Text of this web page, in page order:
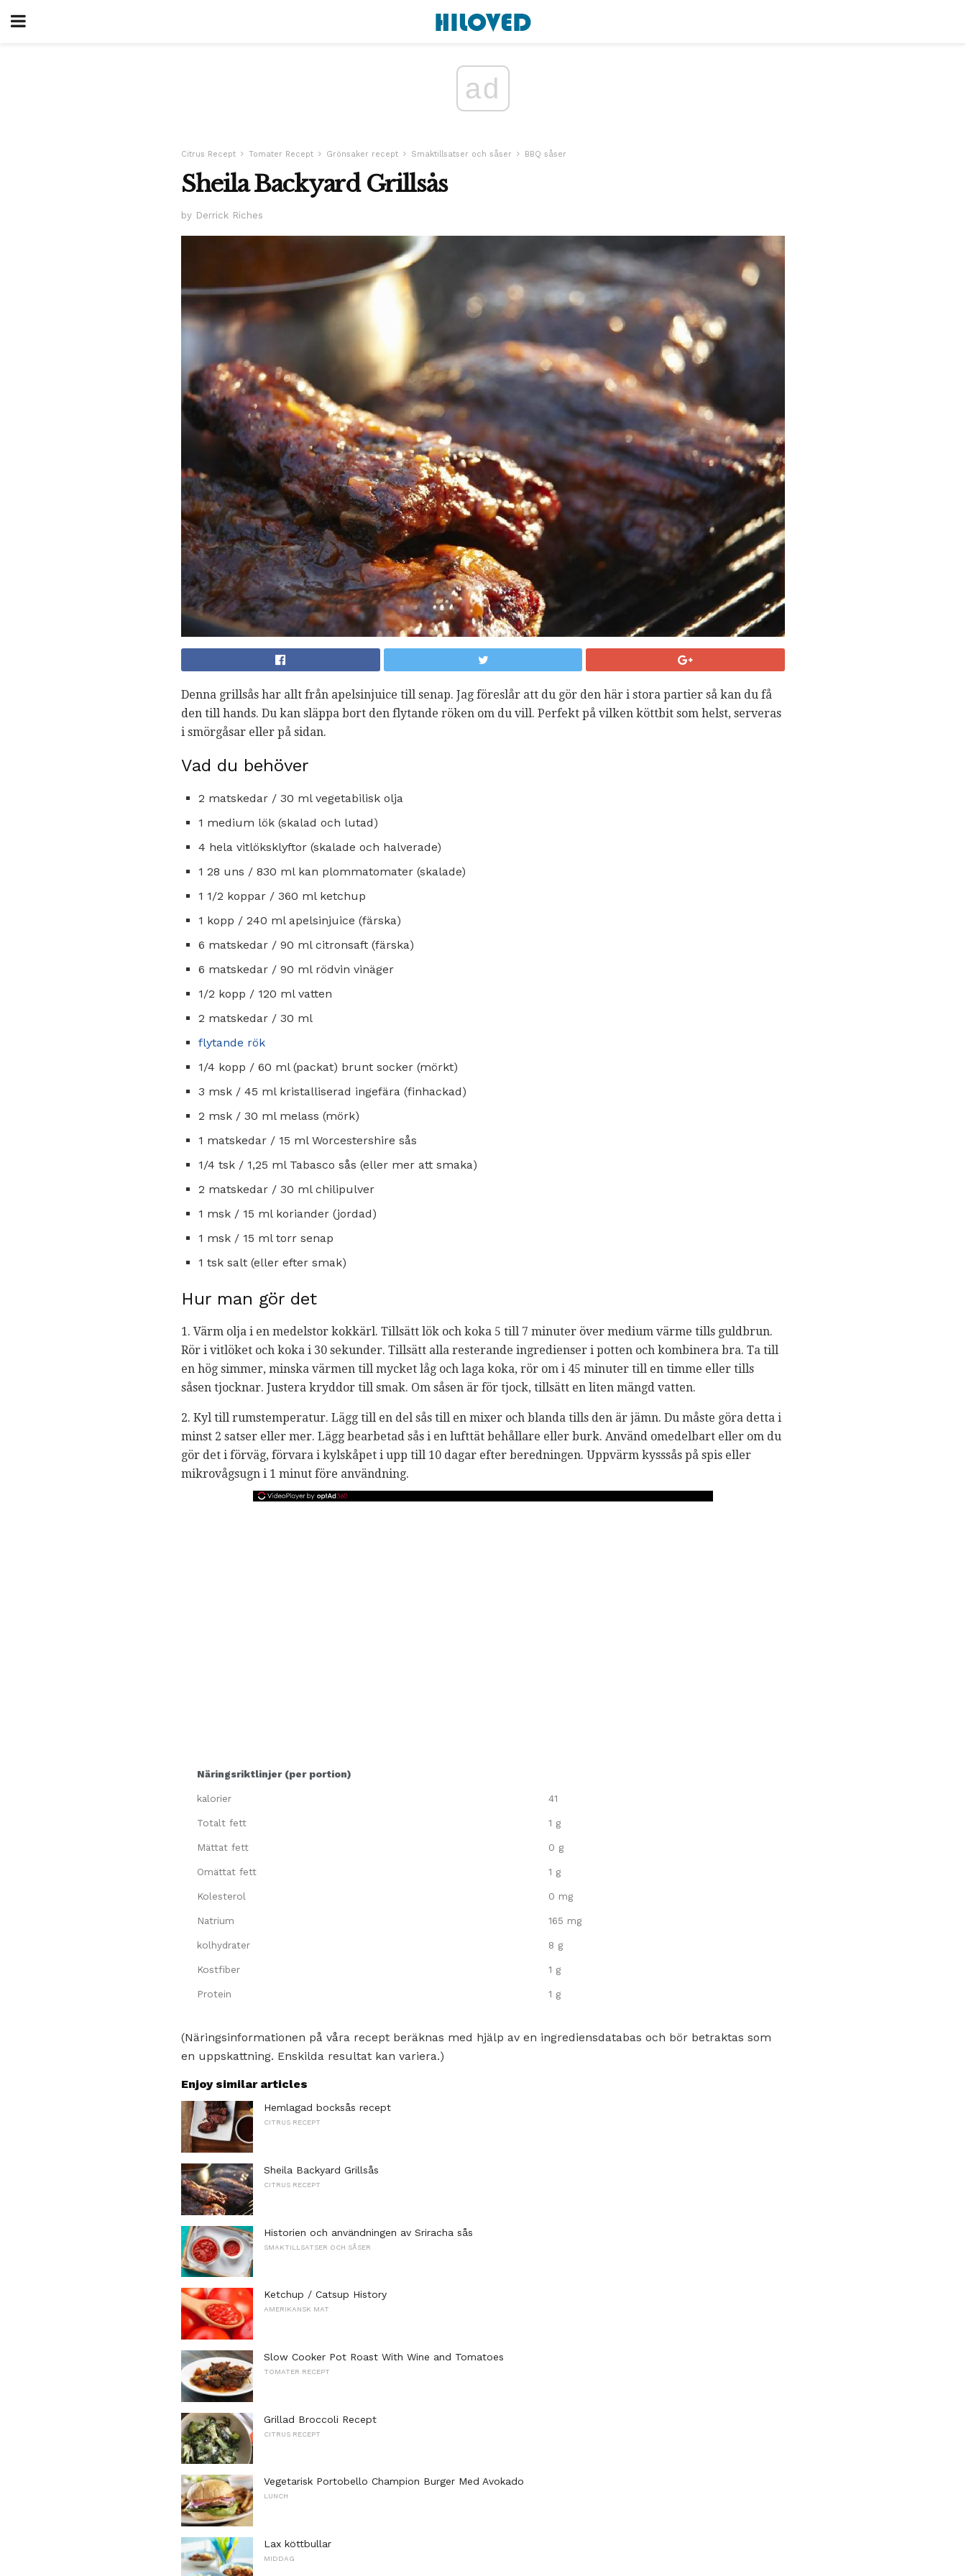
ad
Citrus Recept Tomater Recept Grönsaker recept Smaktillsatser och såser BBQ såser
Sheila Backyard Grillsås
by Derrick Riches
Denna grillsås har allt från apelsinjuice till senap. Jag föreslår att du gör den här i stora partier så kan du få
den till hands. Du kan släppa bort den flytande röken om du vill. Perfekt på vilken köttbit som helst, serveras
i smörgåsar eller på sidan.
Vad du behöver
2 matskedar / 30 ml vegetabilisk olja
1 medium lök (skalad och lutad)
4 hela vitlöksklyftor (skalade och halverade)
1 28 uns / 830 ml kan plommatomater (skalade)
1 1/2 koppar / 360 ml ketchup
1 kopp / 240 ml apelsinjuice (färska)
6 matskedar / 90 ml citronsaft (färska)
6 matskedar / 90 ml rödvin vinäger
1/2 kopp / 120 ml vatten
2 matskedar / 30 ml
flytande rök
1/4 kopp / 60 ml (packat) brunt socker (mörkt)
3 msk / 45 ml kristalliserad ingefära (finhackad)
2 msk / 30 ml melass (mörk)
1 matskedar / 15 ml Worcestershire sås
1/4 tsk / 1,25 ml Tabasco sås (eller mer att smaka)
2 matskedar / 30 ml chilipulver
1 msk / 15 ml koriander (jordad)
1 msk / 15 ml torr senap
1 tsk salt (eller efter smak)
Hur man gör det
1. Värm olja i en medelstor kokkärl. Tillsätt lök och koka 5 till 7 minuter över medium värme tills guldbrun.
Rör i vitlöket och koka i 30 sekunder. Tillsätt alla resterande ingredienser i potten och kombinera bra. Ta till
en hög simmer, minska värmen till mycket låg och laga koka, rör om i 45 minuter till en timme eller tills
såsen tjocknar. Justera kryddor till smak. Om såsen är för tjock, tillsätt en liten mängd vatten.
2. Kyl till rumstemperatur. Lägg till en del sås till en mixer och blanda tills den är jämn. Du måste göra detta i
minst 2 satser eller mer. Lägg bearbetad sås i en lufttät behållare eller burk. Använd omedelbart eller om du
gör det i förväg, förvara i kylskåpet i upp till 10 dagar efter beredningen. Uppvärm kysssås på spis eller
mikrovågsugn i 1 minut före användning.
Näringsriktlinjer (per portion)
kalorier 41
Totalt fett 1 g
Mättat fett 0 g
Omättat fett 1 g
Kolesterol 0 mg
Natrium 165 mg
kolhydrater 8 g
Kostfiber 1 g
Protein 1 g
(Näringsinformationen på våra recept beräknas med hjälp av en ingrediensdatabas och bör betraktas som
en uppskattning. Enskilda resultat kan variera.)
Enjoy similar articles
Hemlagad bocksås recept
CITRUS RECEPT
Sheila Backyard Grillsås
CITRUS RECEPT
Historien och användningen av Sriracha sås
SMAKTILLSATSER OCH SÅSER
Ketchup / Catsup History
AMERIKANSK MAT
Slow Cooker Pot Roast With Wine and Tomatoes
TOMATER RECEPT
Grillad Broccoli Recept
CITRUS RECEPT
Vegetarisk Portobello Champion Burger Med Avokado
LUNCH
Lax köttbullar
MIDDAG